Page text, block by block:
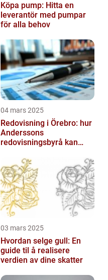
Köpa pump: Hitta en
leverantör med pumpar
för alla behov
04 mars 2025
Redovisning i Örebro: hur
Anderssons
redovisningsbyrå kan
03 mars 2025
Hvordan selge gull: En
guide til å realisere
verdien av dine skatter